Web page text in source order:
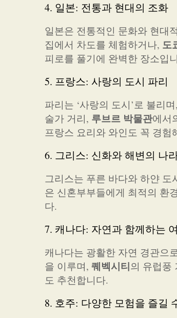
4. 일본: 전통과 현대의 조화
일본은 전통적인 문화와 현대
집에서 차도를 체험하거나, 도
피로를 풀기에 완벽한 장소입
5. 프랑스: 사랑의 도시 파리
파리는 ‘사랑의 도시’로 불리
술가 거리, 루브르 박물관에서
프랑스 요리와 와인도 꼭 경험
6. 그리스: 신화와 해변의 나
그리스는 푸른 바다와 하얀 도
은 신혼부부들에게 최적의 환
다.
7. 캐나다: 자연과 함께하는
캐나다는 광활한 자연 경관으
을 이루며, 퀘벡시티의 유럽풍
도 추천합니다.
8. 호주: 다양한 모험을 즐길